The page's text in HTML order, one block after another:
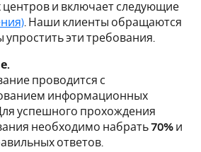
и включает следующие
. Наши клиенты обращаются
эти требования.
проводится с
информационных
успешного прохождения
необходимо набрать70% и
ответов.